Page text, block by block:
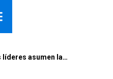
líderes asumen la…